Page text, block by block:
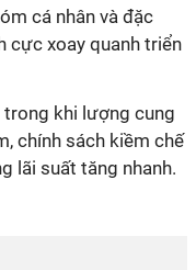
cá nhân và đặc
cực xoay quanh triển
trong khi lượng cung
chính sách kiềm chế
lãi suất tăng nhanh.